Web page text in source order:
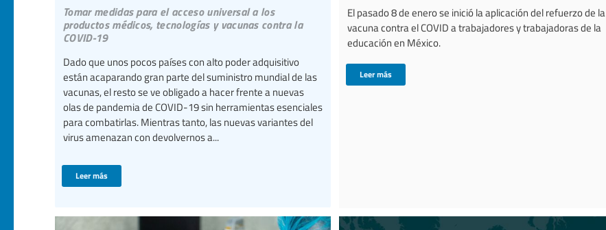
Tomar medidas para el acceso universal a los
productos médicos, tecnologías y vacunas contra la
COVID-19
Dado que unos pocos países con alto poder adquisitivo
están acaparando gran parte del suministro mundial de las
vacunas, el resto se ve obligado a hacer frente a nuevas
olas de pandemia de COVID-19 sin herramientas esenciales
para combatirlas. Mientras tanto, las nuevas variantes del
virus amenazan con devolvernos a...
Leer más
El pasado 8 de enero se inició la aplicación del refuerzo de la
vacuna contra el COVID a trabajadores y trabajadoras de la
educación en México.
Leer más